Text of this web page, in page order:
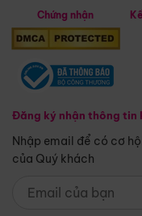
Chứng nhận
Đăng ký nhận thông tin
Nhập email để có cơ
của Quý khách